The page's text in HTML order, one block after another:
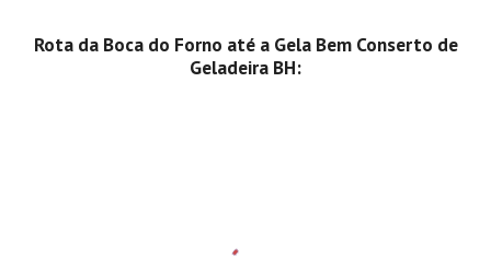
Rota da Boca do Forno até a Gela Bem Conserto de
Geladeira BH: